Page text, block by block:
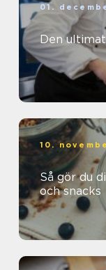
01.
Den
10.
Så gör du
och snacks